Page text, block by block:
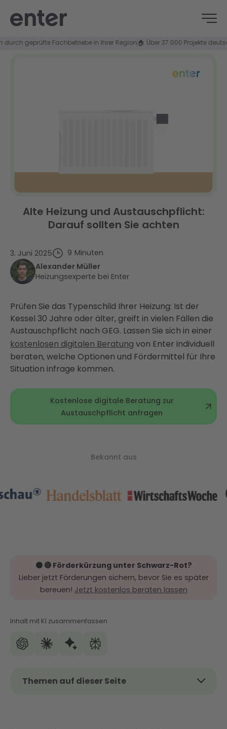
geprüfte Fachbetriebe in Ihrer Region🏠 Über 37.000 Projekte
Alte Heizung und Austauschpflicht:
Darauf sollten Sie achten
3. Juni 2025 9 Minuten
Alexander Müller
Heizungsexperte bei Enter
Prüfen Sie das Typenschild Ihrer Heizung: Ist der
Kessel 30 Jahre oder älter, greift in vielen Fällen die
Austauschpflicht nach GEG. Lassen Sie sich in einer
kostenlosen digitalen Beratung von Enter individuell
beraten, welche Optionen und Fördermittel für Ihre
Situation infrage kommen.
Kostenlose digitale Beratung zur
Austauschpflicht anfragen
Bekannt aus
⚫️ 🔴 Förderkürzung unter Schwarz-Rot?
Lieber jetzt Förderungen sichern, bevor Sie es später
bereuen! Jetzt kostenlos beraten lassen
Inhalt mit KI zusammenfassen
Themen auf dieser Seite